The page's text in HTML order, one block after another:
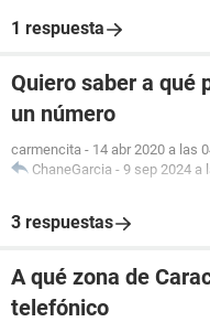
1 respuesta
Quiero saber a qué
un número
carmencita - 14 abr 2020 a las
ChaneGarcia - 9 sep 2024 a
3 respuestas
A qué zona de
telefónico